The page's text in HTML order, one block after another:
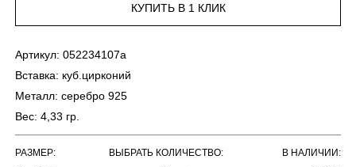
Артикул: 052234107a
Вставка: куб.цирконий
Металл: серебро 925
Вес: 4,33 гр.
РАЗМЕР: ВЫБРАТЬ КОЛИЧЕСТВО:
В НАЛИЧИИ: